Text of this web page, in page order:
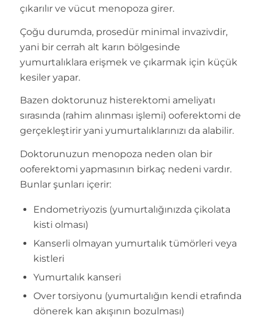
çıkarılır ve vücut menopoza girer.
Çoğu durumda, prosedür minimal invazivdir,
yani bir cerrah alt karın bölgesinde
yumurtalıklara erişmek ve çıkarmak için küçük
kesiler yapar.
Bazen doktorunuz histerektomi ameliyatı
sırasında (rahim alınması işlemi) ooferektomi de
gerçekleştirir yani yumurtalıklarınızı da alabilir.
Doktorunuzun menopoza neden olan bir
ooferektomi yapmasının birkaç nedeni vardır.
Bunlar şunları içerir:
Endometriyozis (yumurtalığınızda çikolata
kisti olması)
Kanserli olmayan yumurtalık tümörleri veya
kistleri
Yumurtalık kanseri
Over torsiyonu (yumurtalığın kendi etrafında
dönerek kan akışının bozulması)